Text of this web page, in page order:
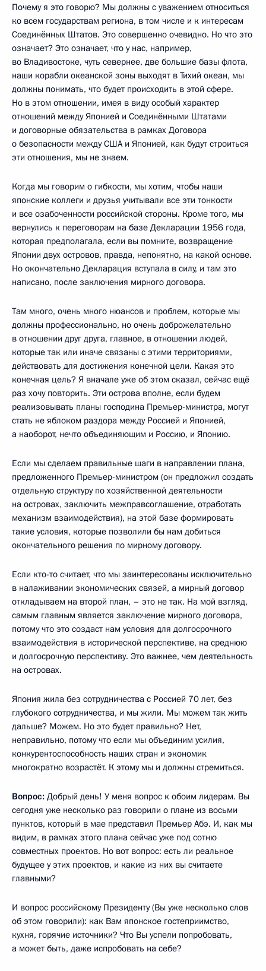
Почему я это говорю? Мы должны с уважением относиться
ко всем государствам региона, в том числе и к интересам
Соединённых Штатов. Это совершенно очевидно. Но что это
означает? Это означает, что у нас, например,
во Владивостоке, чуть севернее, две большие базы флота,
наши корабли океанской зоны выходят в Тихий океан, мы
должны понимать, что будет происходить в этой сфере.
Но в этом отношении, имея в виду особый характер
отношений между Японией и Соединёнными Штатами
и договорные обязательства в рамках Договора
о безопасности между США и Японией, как будут строиться
эти отношения, мы не знаем.
Когда мы говорим о гибкости, мы хотим, чтобы наши
японские коллеги и друзья учитывали все эти тонкости
и все озабоченности российской стороны. Кроме того, мы
вернулись к переговорам на базе Декларации 1956 года,
которая предполагала, если вы помните, возвращение
Японии двух островов, правда, непонятно, на какой основе.
Но окончательно Декларация вступала в силу, и там это
написано, после заключения мирного договора.
Там много, очень много нюансов и проблем, которые мы
должны профессионально, но очень доброжелательно
в отношении друг друга, главное, в отношении людей,
которые так или иначе связаны с этими территориями,
действовать для достижения конечной цели. Какая это
конечная цель? Я вначале уже об этом сказал, сейчас ещё
раз хочу повторить. Эти острова вполне, если будем
реализовывать планы господина Премьер-министра, могут
стать не яблоком раздора между Россией и Японией,
а наоборот, нечто объединяющим и Россию, и Японию.
Если мы сделаем правильные шаги в направлении плана,
предложенного Премьер-министром (он предложил создать
отдельную структуру по хозяйственной деятельности
на островах, заключить межправсоглашение, отработать
механизм взаимодействия), на этой базе формировать
такие условия, которые позволили бы нам добиться
окончательного решения по мирному договору.
Если кто-то считает, что мы заинтересованы исключительно
в налаживании экономических связей, а мирный договор
откладываем на второй план, – это не так. На мой взгляд,
самым главным является заключение мирного договора,
потому что это создаст нам условия для долгосрочного
взаимодействия в исторической перспективе, на среднюю
и долгосрочную перспективу. Это важнее, чем деятельность
на островах.
Япония жила без сотрудничества с Россией 70 лет, без
глубокого сотрудничества, и мы жили. Мы можем так жить
дальше? Можем. Но это будет правильно? Нет,
неправильно, потому что если мы объединим усилия,
конкурентоспособность наших стран и экономик
многократно возрастёт. К этому мы и должны стремиться.
Вопрос: Добрый день! У меня вопрос к обоим лидерам. Вы
сегодня уже несколько раз говорили о плане из восьми
пунктов, который в мае представил Премьер Абэ. И, как мы
видим, в рамках этого плана сейчас уже под сотню
совместных проектов. Но вот вопрос: есть ли реальное
будущее у этих проектов, и какие из них вы считаете
главными?
И вопрос российскому Президенту (Вы уже несколько слов
об этом говорили): как Вам японское гостеприимство,
кухня, горячие источники? Что Вы успели попробовать,
а может быть, даже испробовать на себе?